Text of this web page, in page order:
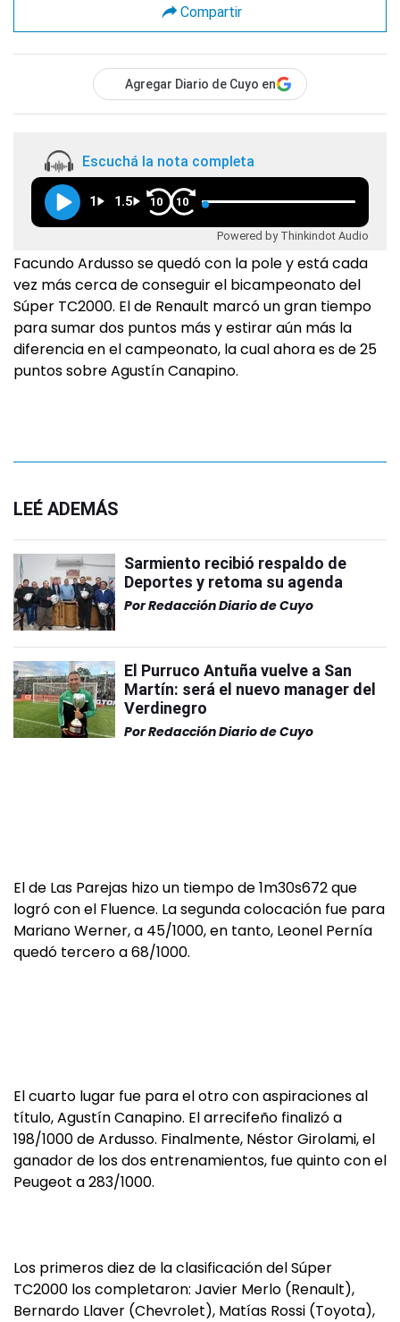
Compartir
Agregar Diario de Cuyo en
Escuchá la nota completa
1 1.5 10 10
Powered by Thinkindot Audio
Facundo Ardusso se quedó con la pole y está cada
vez más cerca de conseguir el bicampeonato del
Súper TC2000. El de Renault marcó un gran tiempo
para sumar dos puntos más y estirar aún más la
diferencia en el campeonato, la cual ahora es de 25
puntos sobre Agustín Canapino.
LEÉ ADEMÁS
Sarmiento recibió respaldo de
Deportes y retoma su agenda
PorRedacción Diario de Cuyo
El Purruco Antuña vuelve a San
Martín: será el nuevo manager del
Verdinegro
PorRedacción Diario de Cuyo
El de Las Parejas hizo un tiempo de 1m30s672 que
logró con el Fluence. La segunda colocación fue para
Mariano Werner, a 45/1000, en tanto, Leonel Pernía
quedó tercero a 68/1000.
El cuarto lugar fue para el otro con aspiraciones al
título, Agustín Canapino. El arrecifeño finalizó a
198/1000 de Ardusso. Finalmente, Néstor Girolami, el
ganador de los dos entrenamientos, fue quinto con el
Peugeot a 283/1000.
Los primeros diez de la clasificación del Súper
TC2000 los completaron: Javier Merlo (Renault),
Bernardo Llaver (Chevrolet), Matías Rossi (Toyota),